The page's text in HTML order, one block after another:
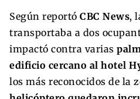
Según reportó CBC News,
transportaba a dos
impactó contra varias
edificio cercano al hotel
los más reconocidos de la